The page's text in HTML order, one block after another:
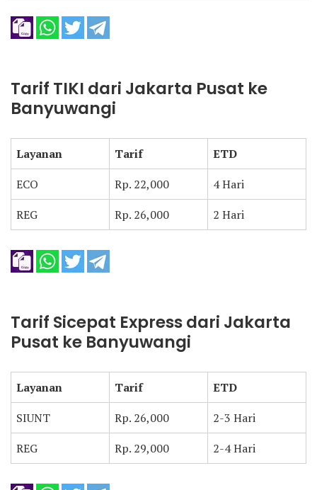
Tarif TIKI dari Jakarta Pusat ke
Banyuwangi
Layanan Tarif
ETD
ECO
Rp. 22,000
4 Hari
REG
Rp. 26,000 2 Hari
Tarif Sicepat Express dari Jakarta
Pusat ke Banyuwangi
Layanan Tarif
ETD
SIUNT
Rp. 26,000
2-3 Hari
REG
Rp. 29,000 2-4 Hari